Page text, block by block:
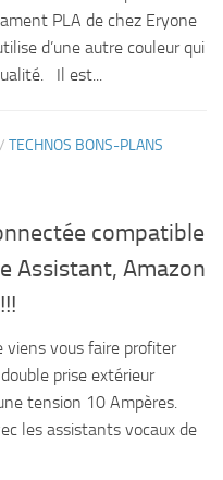
PLA de chez Eryone
d’une autre couleur qui
Il est...
/ TECHNOS BONS-PLANS
compatible
Assistant, Amazon
viens vous faire profiter
prise extérieur
tension 10 Ampères.
les assistants vocaux de